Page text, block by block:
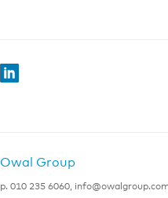
Owal Group
p. 010 235 6060,